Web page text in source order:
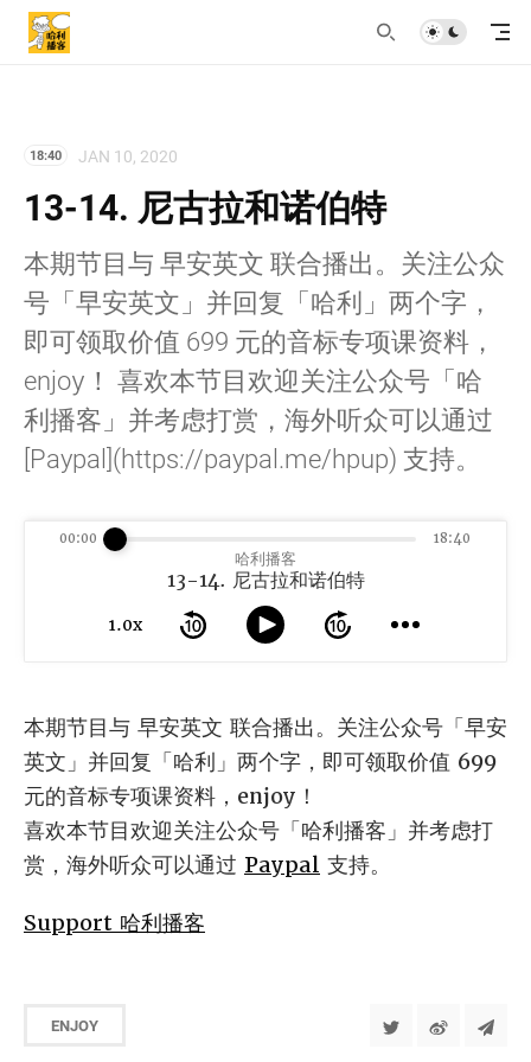
18:40 JAN 10, 2020
13-14. 尼古拉和诺伯特
本期节目与 早安英文 联合播出。关注公众
号「早安英文」并回复「哈利」两个字，
即可领取价值 699 元的音标专项课资料，
enjoy！ 喜欢本节目欢迎关注公众号「哈
利播客」并考虑打赏，海外听众可以通过
[Paypal](https://paypal.me/hpup) 支持。
哈利播客
13-14. 尼古拉和诺伯特
1.0x
00:00 18:40
本期节目与 早安英文 联合播出。关注公众号「早安
英文」并回复「哈利」两个字，即可领取价值 699
元的音标专项课资料，enjoy！
喜欢本节目欢迎关注公众号「哈利播客」并考虑打
赏，海外听众可以通过 Paypal 支持。
Support 哈利播客
ENJOY